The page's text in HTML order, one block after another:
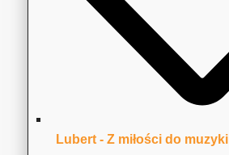
Lubert - Z miłości do muzyki